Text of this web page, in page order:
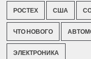
РОСТЕХ США
ЧТО НОВОГО
ЭЛЕКТРОНИКА